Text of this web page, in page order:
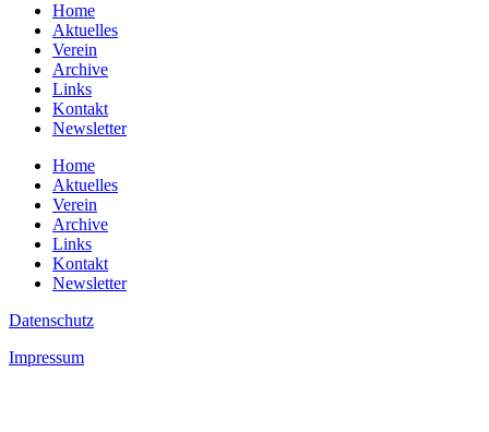
Home
Aktuelles
Verein
Archive
Links
Kontakt
Newsletter
Home
Aktuelles
Verein
Archive
Links
Kontakt
Newsletter
Datenschutz
Impressum